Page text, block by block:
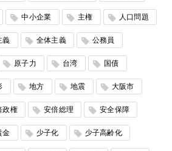
中小企業 主権 人口問題
義 全体主義 公務員
原子力 台湾 国債
地方 地震 大阪市
政権 安倍総理 安全保障
金 少子化 少子高齢化